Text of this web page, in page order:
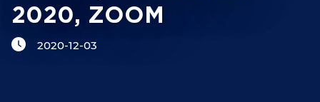
MEDNARODNO SODELOVANJE
ČLANSTVO
2020, ZOOM
2020-12-03